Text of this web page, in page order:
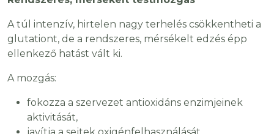
A túl intenzív, hirtelen nagy terhelés csökkentheti a
glutationt, de a rendszeres, mérsékelt edzés épp
ellenkező hatást vált ki.
A mozgás:
fokozza a szervezet antioxidáns enzimjeinek
aktivitását,